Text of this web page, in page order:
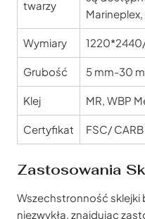
twarzy
Wymiary
Grubość 5 mm-30
Klej MR, WBP
Certyfikat FSC/ CARB
Zastosowania
Wszechstronność
niezwykła, znajdując